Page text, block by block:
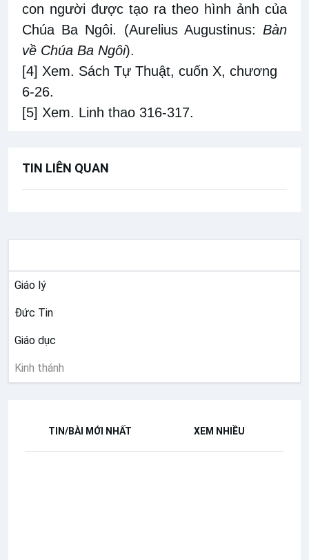
con người được tạo ra theo hình ảnh của
Chúa Ba Ngôi. (Aurelius Augustinus: Bàn
về Chúa Ba Ngôi).
[4] Xem. Sách Tự Thuật, cuốn X, chương
6-26.
[5] Xem. Linh thao 316-317.
TIN LIÊN QUAN
Giáo lý
Đức Tin
Giáo dục
Kinh thánh
TIN/BÀI MỚI NHẤT XEM NHIỀU